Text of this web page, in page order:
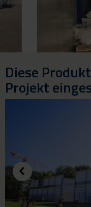
Diese
Projekt